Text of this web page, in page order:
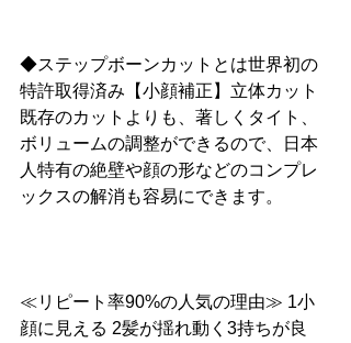
◆ステップボーンカットとは世界初の
特許取得済み【小顔補正】立体カット
既存のカットよりも、著しくタイト、
ボリュームの調整ができるので、日本
人特有の絶壁や顔の形などのコンプレ
ックスの解消も容易にできます。
≪リピート率90%の人気の理由≫ 1小
顔に見える 2髪が揺れ動く3持ちが良